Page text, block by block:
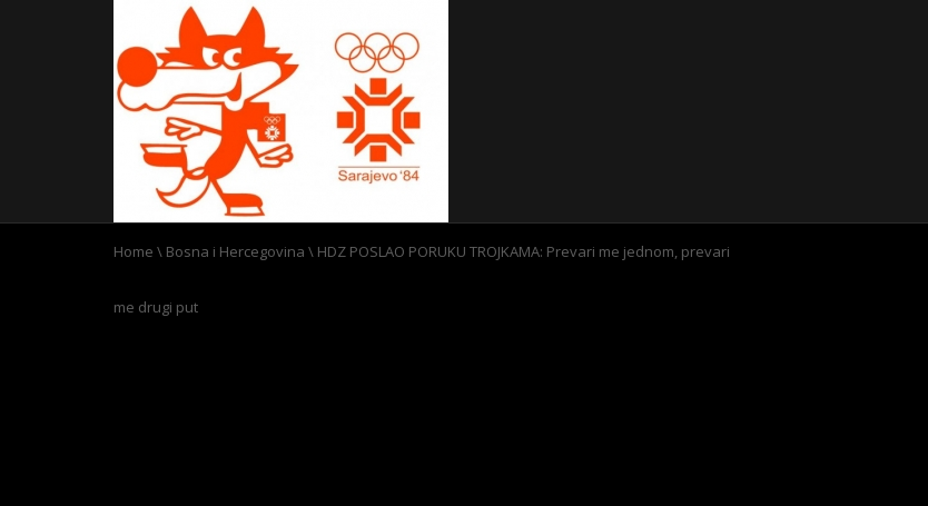
Home \ Bosna i Hercegovina \ HDZ POSLAO PORUKU TROJKAMA: Prevari me jednom, prevari
me drugi put